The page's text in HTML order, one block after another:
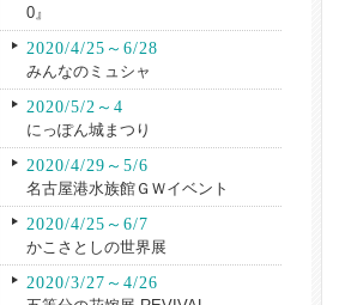
0』
2020/4/25～6/28
みんなのミュシャ
2020/5/2～4
にっぽん城まつり
2020/4/29～5/6
名古屋港水族館ＧＷイベント
2020/4/25～6/7
かこさとしの世界展
2020/3/27～4/26